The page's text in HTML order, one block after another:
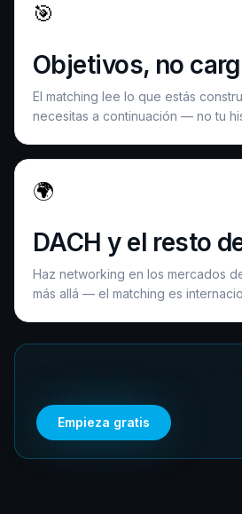
🎯
Objetivos, no
El matching lee lo que estás
necesitas a continuación — no tu
🌍
DACH y el resto
Haz networking en los mercados
más allá — el matching es
Empieza gratis